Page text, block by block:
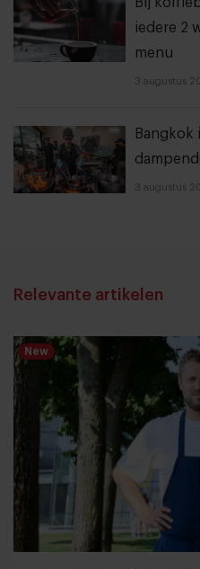
Bij
iedere 2
menu
3 augustus
Bangkok
3 augustus
Relevante artikelen
New